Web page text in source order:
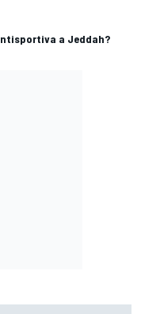
a Jeddah?